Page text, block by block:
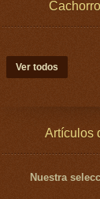
Ver todos
Artículos
Nuestra